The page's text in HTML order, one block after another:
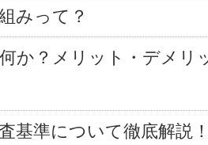
みって？
か？メリット・デメリ
基準について徹底解説